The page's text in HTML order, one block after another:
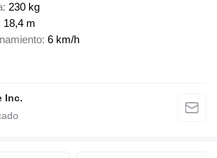
230 kg
18,4 m
6 km/h
Inc.